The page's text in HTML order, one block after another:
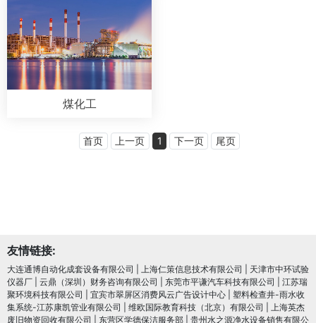
煤化工
首页 上一页 1 下一页 尾页
友情链接:
大连通博自动化成套设备有限公司 上海仁策信息技术有限公司
天津市中环试验
仪器厂
云鼎（深圳）财务咨询有限公司 东莞市平谦汽车科技有限公司
江苏瑞
聚环境科技有限公司
宜宾市翠屏区消费风云广告设计中心
塑料检查井-雨水收
集系统-江苏康凯管业有限公司
维欧国际教育科技（北京）有限公司
上海英杰
废旧物资回收有限公司
东营区学德保洁服务部 贵州水之源净水设备销售有限公